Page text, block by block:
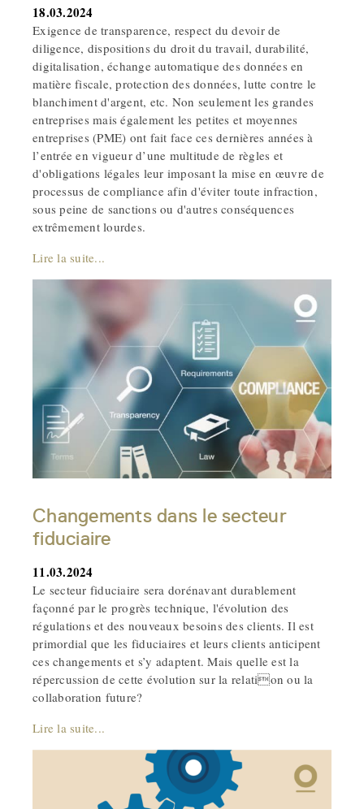
18.03.2024
Exigence de transparence, respect du devoir de
diligence, dispositions du droit du travail, durabilité,
digitalisation, échange automatique des données en
matière fiscale, protection des données, lutte contre le
blanchiment d'argent, etc. Non seulement les grandes
entreprises mais également les petites et moyennes
entreprises (PME) ont fait face ces dernières années à
l’entrée en vigueur d’une multitude de règles et
d'obligations légales leur imposant la mise en œuvre de
processus de compliance afin d'éviter toute infraction,
sous peine de sanctions ou d'autres conséquences
extrêmement lourdes.
Lire la suite...
Changements dans le secteur
fiduciaire
11.03.2024
Le secteur fiduciaire sera dorénavant durablement
façonné par le progrès technique, l'évolution des
régulations et des nouveaux besoins des clients. Il est
primordial que les fiduciaires et leurs clients anticipent
ces changements et s’y adaptent. Mais quelle est la
répercussion de cette évolution sur la relation ou la
collaboration future?
Lire la suite...